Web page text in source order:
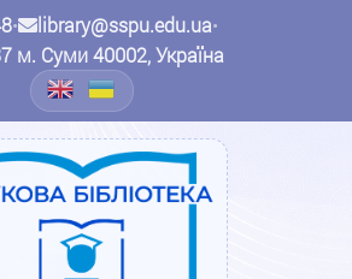
• library@sspu.edu.ua•
м. Суми 40002, Україна